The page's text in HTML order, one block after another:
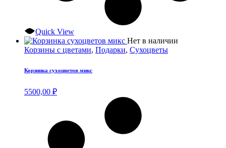
Quick View
Нет в наличии
Корзины с цветами, Подарки, Сухоцветы
Корзинка сухоцветов микс
5500,00 ₽